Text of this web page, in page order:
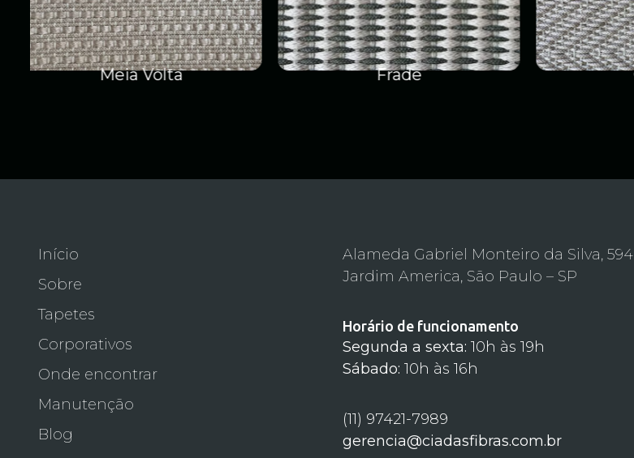
Frade Catau
Início
Sobre
Tapetes
Corporativos
Onde encontrar
Manutenção
Blog
Alameda Gabriel Monteiro da Silva, 594
Jardim America, São Paulo – SP
Horário de funcionamento
Segunda a sexta: 10h às 19h
Sábado: 10h às 16h
(11) 97421-7989
gerencia@ciadasfibras.com.br